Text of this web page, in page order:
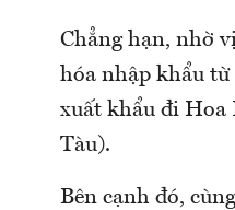
Chẳng hạn, nhờ
hóa nhập khẩu từ
xuất khẩu đi Hoa
Tàu).
Bên cạnh đó,